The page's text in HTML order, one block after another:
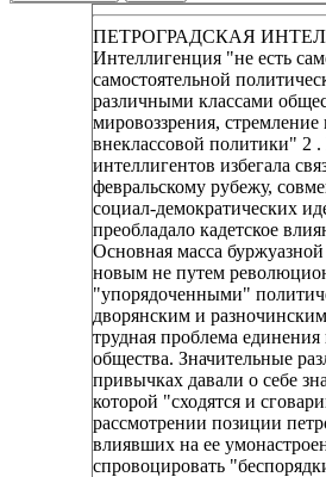
ПЕТРОГРАДСКАЯ
Интеллигенция "не есть
самостоятельной
различными классами
мировоззрения,
внеклассовой политики" 2
интеллигентов избегала
февральскому рубежу,
социал-демократических
преобладало кадетское
Основная масса
новым не путем
"упорядоченными"
дворянским и
трудная проблема
общества. Значительные
привычках давали о себе
которой "сходятся и
рассмотрении позиции
влиявших на ее
спровоцировать